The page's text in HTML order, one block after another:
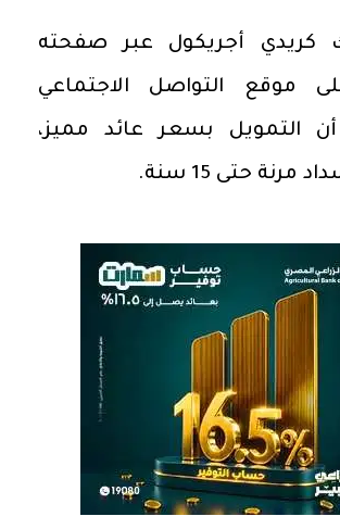
كريدي أجريكول عبر صفحته
موقع التواصل الاجتماعي
التمويل بسعر عائد مميز،
حتى 15 سنة.